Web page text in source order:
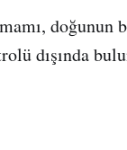
doğunun
dışında